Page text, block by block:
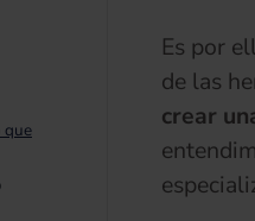
que
Es por
de las
crear